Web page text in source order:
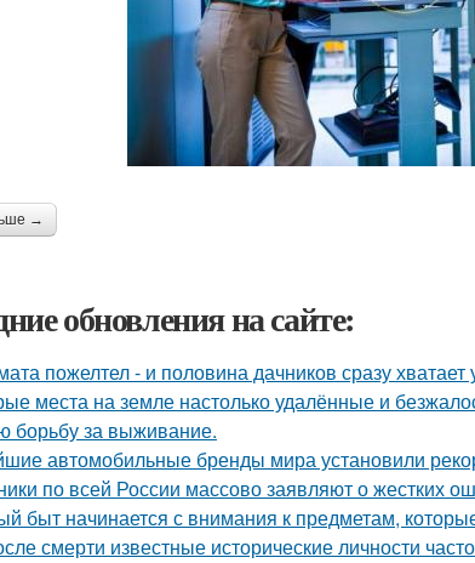
→
обновления на сайте:
пожелтел - и половина дачников сразу хватает
места на земле настолько удалённые и
борьбу за выживание.
автомобильные бренды мира установили
по всей России массово заявляют о жестких
быт начинается с внимания к предметам,
смерти известные исторические личности